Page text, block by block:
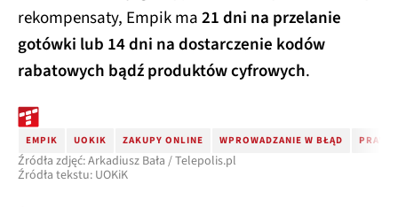
rekompensaty, Empik ma21 dni na przelanie
gotówki lub 14 dni na dostarczenie kodów
rabatowych bądź produktów cyfrowych.
EMPIK UOKIK ZAKUPY ONLINE WPROWADZANIE W BŁĄD PRAWA
Źródła zdjęć: Arkadiusz Bała / Telepolis.pl
Źródła tekstu: UOKiK